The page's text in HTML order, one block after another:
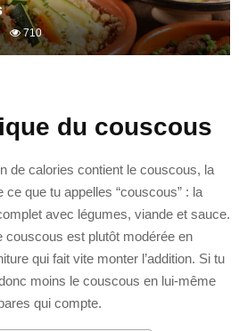
710
du couscous
de calories contient le couscous, la
que tu appelles “couscous” : la
avec légumes, viande et sauce.
couscous est plutôt modérée en
qui fait vite monter l’addition. Si tu
moins le couscous en lui-même
qui compte.